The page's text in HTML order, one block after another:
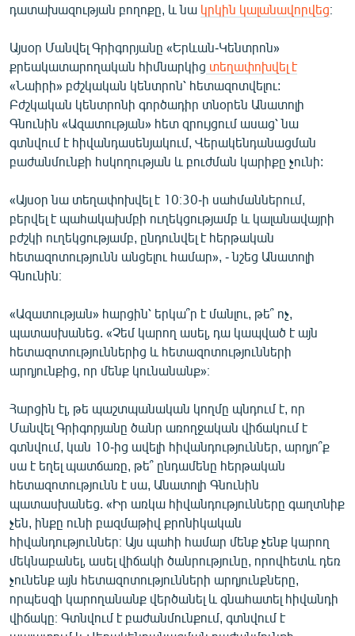
դատախազության բողոքը, և նա կրկին կալանավորվեց։
Այսօր Մանվել Գրիգորյանը «Երևան-Կենտրոն»
քրեակատարողական հիմնարկից տեղափոխվել է
«Նաիրի» բժշկական կենտրոն՝ հետազոտվելու:
Բժշկական կենտրոնի գործադիր տնօրեն Անատոլի
Գնունին «Ազատության» հետ զրույցում ասաց՝ նա
գտնվում է հիվանդասենյակում, Վերակենդանացման
բաժանմունքի հսկողության և բուժման կարիքը չունի:
«Այսօր նա տեղափոխվել է 10։30-ի սահմաններում,
բերվել է պահակախմբի ուղեկցությամբ և կալանավայրի
բժշկի ուղեկցությամբ, ընդունվել է հերթական
հետազոտությունն անցելու համար», - նշեց Անատոլի
Գնունին։
«Ազատության» հարցին՝ երկա՞ր է մանլու, թե՞ ոչ,
պատասխանեց. «Չեմ կարող ասել, դա կապված է այն
հետազոտություններից և հետազոտությունների
արդյունքից, որ մենք կունանանք»։
Հարցին էլ, թե պաշտպանական կողմը պնդում է, որ
Մանվել Գրիգորյանը ծանր առողջական վիճակում է
գտնվում, կան 10-ից ավելի հիվանդություններ, արդյո՞ք
սա է եղել պատճառը, թե՞ ընդամենը հերթական
հետազոտությունն է սա, Անատոլի Գնունին
պատասխանեց. «Իր առկա հիվանդությունները գաղտնիք
չեն, ինքը ունի բազմաթիվ քրոնիկական
հիվանդություններ։ Այս պահի համար մենք չենք կարող
մեկնաբանել, ասել վիճակի ծանրությունը, որովհետև դեռ
չունենք այն հետազոտությունների արդյունքները,
որպեսզի կարողանանք վերծանել և գնահատել հիվանդի
վիճակը։ Գտնվում է բաժանմունքում, գտնվում է